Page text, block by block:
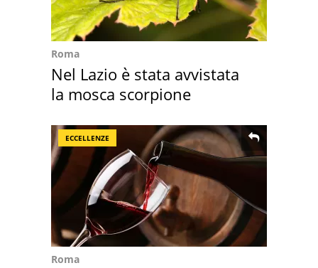
Roma
Nel Lazio è stata avvistata
la mosca scorpione
ECCELLENZE
Roma